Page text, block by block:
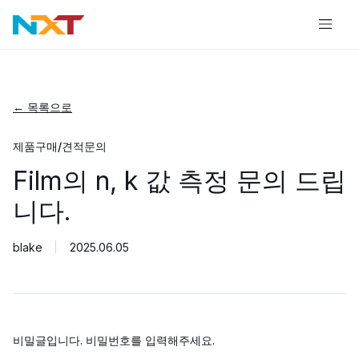
← 목록으로
제품구매/견적문의
Film의 n, k 값 측정 문의 드립
니다.
blake 2025.06.05
비밀글입니다. 비밀번호를 입력해주세요.